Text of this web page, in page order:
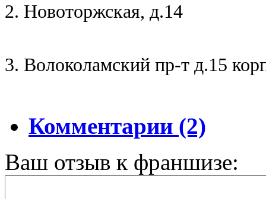
2. Новоторжская, д.14
3. Волоколамский пр-т д.15
Комментарии (2)
Ваш отзыв к франшизе: